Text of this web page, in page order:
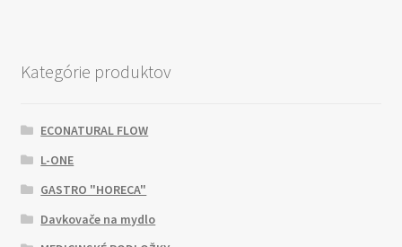
Kategórie produktov
ECONATURAL FLOW
L-ONE
GASTRO "HORECA"
Davkovače na mydlo